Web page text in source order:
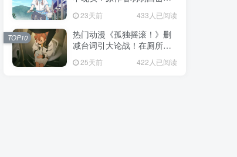
常通勤！
23天前 433人已阅读
热门动漫《孤独摇滚！》删
减台词引大论战！在厕所吃
现充！
25天前 422人已阅读
TOP10